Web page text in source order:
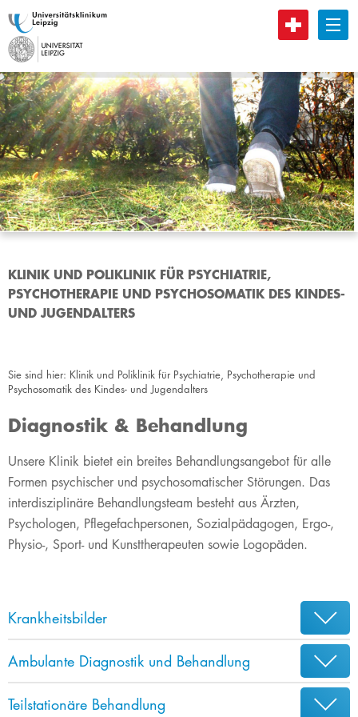
B
KLINIK UND POLIKLINIK FÜR PSYCHIATRIE,
PSYCHOTHERAPIE UND PSYCHOSOMATIK DES KINDES-
UND JUGENDALTERS
Sie sind hier: Klinik und Poliklinik für Psychiatrie, Psychotherapie und
Psychosomatik des Kindes- und Jugendalters
Diagnostik & Behandlung
​Unsere Klinik bietet ein breites Behandlungsangebot für alle
Formen psychischer und psychosomatischer Störungen. Das
interdisziplinäre Behandlungsteam besteht aus Ärzten,
Psychologen, Pflegefachpersonen, Sozialpädagogen, Ergo-,
Physio-, Sport- und Kunsttherapeuten sowie Logopäden.
Krankheitsbilder
Ambulante Diagnostik und Behandlung
Teilstationäre Behandlung